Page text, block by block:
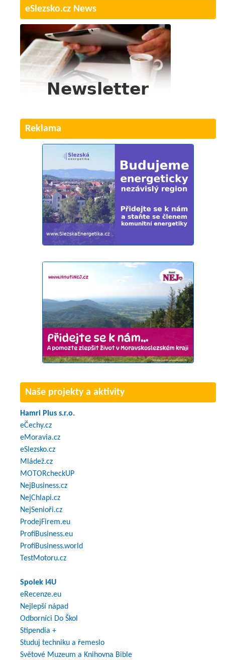
eSlezsko.cz News
Reklama
Naše projekty a aktivity
Hamri Plus s.r.o.
eČechy.cz
eMoravia.cz
eSlezsko.cz
Mládež.cz
MOTORcheckUP
NejBusiness.cz
NejChlapi.cz
NejSenioři.cz
ProdejFirem.eu
ProfiBusiness.eu
ProfiBusiness.world
TestMotoru.cz
Spolek I4U
eRecenze.eu
Nejlepší nápad
Odborníci Do Škol
Stipendia +
Studuj techniku a řemeslo
Světové Muzeum a Knihovna Bible